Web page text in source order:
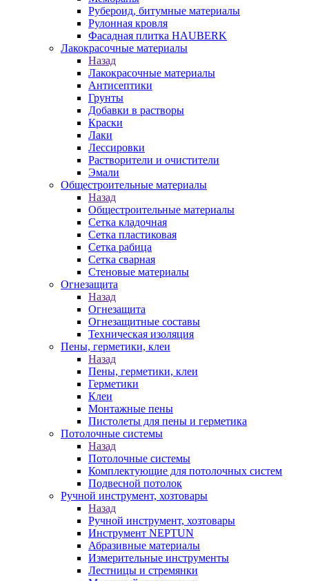
Рубероид, битумные материалы
Рулонная кровля
Фасадная плитка HAUBERK
Лакокрасочные материалы
Назад
Лакокрасочные материалы
Антисептики
Грунты
Добавки в растворы
Краски
Лаки
Лессировки
Растворители и очистители
Эмали
Общестроительные материалы
Назад
Общестроительные материалы
Сетка кладочная
Сетка пластиковая
Сетка рабица
Сетка сварная
Стеновые материалы
Огнезащита
Назад
Огнезащита
Огнезащитные составы
Техническая изоляция
Пены, герметики, клеи
Назад
Пены, герметики, клеи
Герметики
Клеи
Монтажные пены
Пистолеты для пены и герметика
Потолочные системы
Назад
Потолочные системы
Комплектующие для потолочных систем
Подвесной потолок
Ручной инструмент, хозтовары
Назад
Ручной инструмент, хозтовары
Инструмент NEPTUN
Абразивные материалы
Измерительные инструменты
Лестницы и стремянки